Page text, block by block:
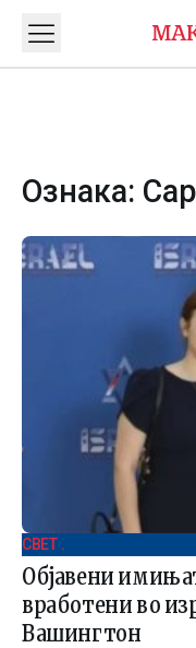
Ознака:
СВЕТ .
Објавени
вработени во
Вашингтон